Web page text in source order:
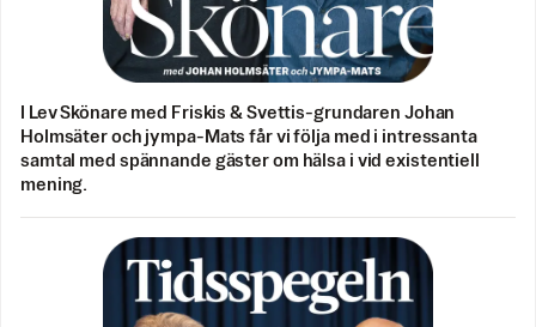
I Lev Skönare med Friskis & Svettis-grundaren Johan
Holmsäter och jympa-Mats får vi följa med i intressanta
samtal med spännande gäster om hälsa i vid existentiell
mening.